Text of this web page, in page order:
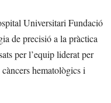
Universitari Fundació
de precisió a la pràctica
per l’equip liderat per
hematològics i